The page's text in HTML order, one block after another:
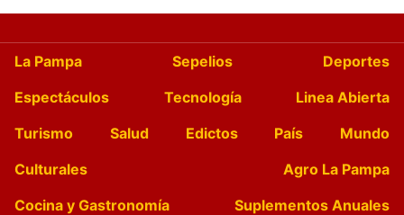
La Pampa Sepelios
Deportes
Espectáculos
Tecnología
Linea Abierta
Turismo
Salud Edictos País
Mundo
Culturales
Agro La Pampa
Cocina y Gastronomía
Suplementos Anuales